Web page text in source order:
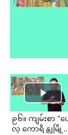
၉၆။ ကျမ်းစာ "ပ
လု ကောရိန္သုမြို့